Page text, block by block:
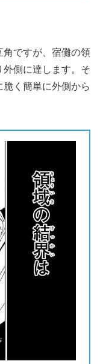
角ですが、宿儺の領
側に達します。そ
く簡単に外側から